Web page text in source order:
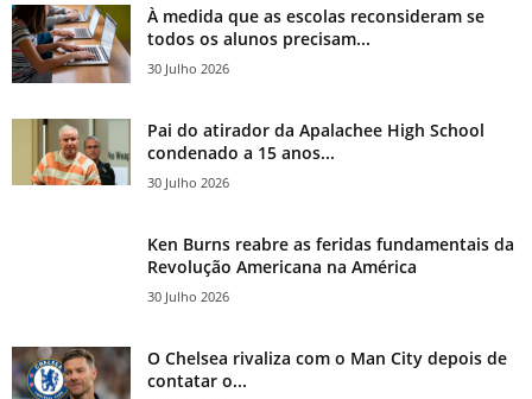
À medida que as escolas reconsideram se
todos os alunos precisam...
30 Julho 2026
Pai do atirador da Apalachee High School
condenado a 15 anos...
30 Julho 2026
Ken Burns reabre as feridas fundamentais da
Revolução Americana na América
30 Julho 2026
O Chelsea rivaliza com o Man City depois de
contatar o...